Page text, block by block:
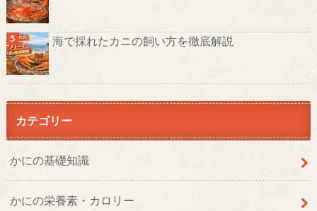
海で採れたカニの飼い方を徹底解説
カテゴリー
かにの基礎知識
かにの栄養素・カロリー